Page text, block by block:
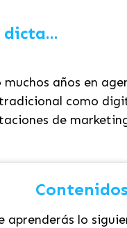
dicta...
años en
como
de
aprenderás lo